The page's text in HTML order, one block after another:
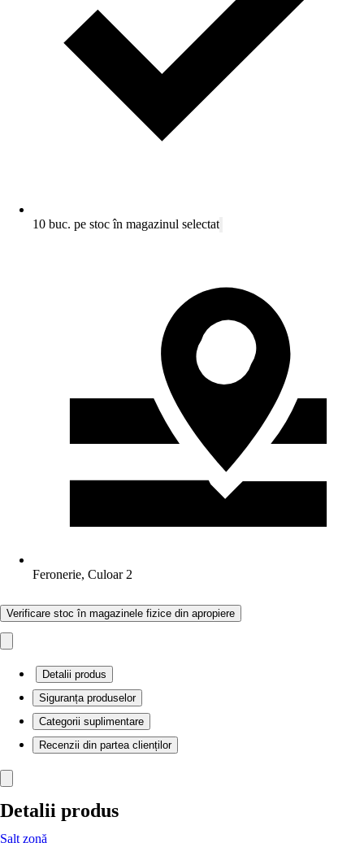
10 buc. pe stoc în magazinul selectat
Feronerie, Culoar 2
Verificare stoc în magazinele fizice din apropiere
Detalii produs
Siguranța produselor
Categorii suplimentare
Recenzii din partea clienților
Detalii produs
Salt zonă